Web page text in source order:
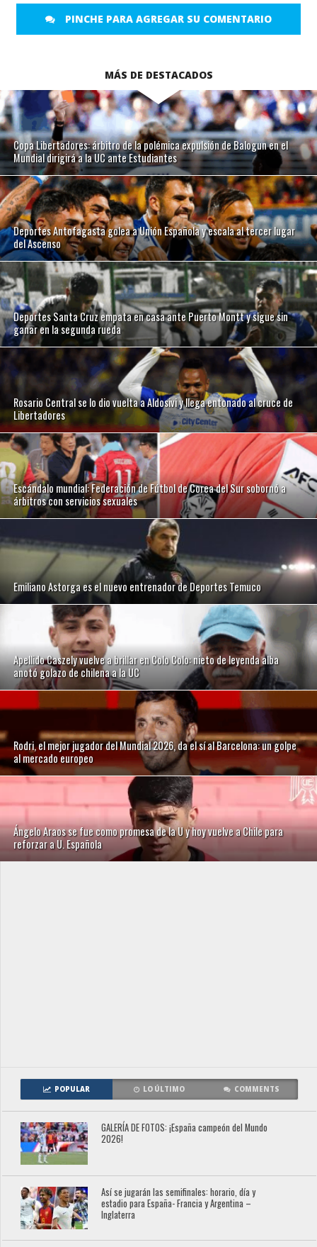
PINCHE PARA AGREGAR SU COMENTARIO
MÁS DE DESTACADOS
Copa Libertadores: árbitro de la polémica expulsión de Balogun en el
Mundial dirigirá a la UC ante Estudiantes
Deportes Antofagasta golea a Unión Española y escala al tercer lugar
del Ascenso
Deportes Santa Cruz empata en casa ante Puerto Montt y sigue sin
ganar en la segunda rueda
Rosario Central se lo dio vuelta a Aldosivi y llega entonado al cruce de
Libertadores
Escándalo mundial: Federación de Fútbol de Corea del Sur sobornó a
árbitros con servicios sexuales
Emiliano Astorga es el nuevo entrenador de Deportes Temuco
Apellido Caszely vuelve a brillar en Colo Colo: nieto de leyenda alba
anotó golazo de chilena a la UC
Rodri, el mejor jugador del Mundial 2026, da el sí al Barcelona: un golpe
al mercado europeo
Ángelo Araos se fue como promesa de la U y hoy vuelve a Chile para
reforzar a U. Española
POPULAR LO ÚLTIMO COMMENTS
GALERÍA DE FOTOS: ¡España campeón del Mundo
2026!
Así se jugarán las semifinales: horario, día y
estadio para España- Francia y Argentina –
Inglaterra